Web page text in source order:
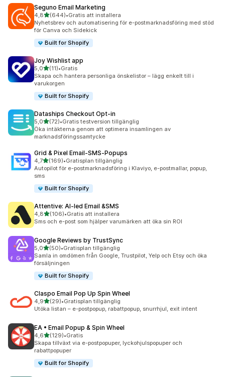
Seguno Email Marketing
4,8av 5 stjärnor
(644)
644 recensioner totalt
•Gratis att installera
Nyhetsbrev och automatisering för e-postmarknadsföring med stöd
för Canva och Sidekick
Built for Shopify
Joy Wishlist app
5,0av 5 stjärnor
(11)
11 recensioner totalt
•Gratis
Skapa och hantera personliga önskelistor – lägg enkelt till i
varukorgen
Built for Shopify
Dataships Checkout Opt‑in
5,0av 5 stjärnor
(72)
72 recensioner totalt
•Gratis testversion tillgänglig
Öka intäkterna genom att optimera insamlingen av
marknadsföringssamtycke
Grid & Pixel Email‑SMS‑Popups
4,7av 5 stjärnor
(169)
169 recensioner totalt
•Gratisplan tillgänglig
Autopilot för e-postmarknadsföring i Klaviyo, e-postmallar, popup,
sms
Built for Shopify
Attentive: AI‑led Email &SMS
4,8av 5 stjärnor
(106)
106 recensioner totalt
•Gratis att installera
Sms och e-post som hjälper varumärken att öka sin ROI
Google Reviews by TrustSync
5,0av 5 stjärnor
(50)
50 recensioner totalt
•Gratisplan tillgänglig
Samla in omdömen från Google, Trustpilot, Yelp och Etsy och öka
försäljningen
Built for Shopify
Claspo Email Pop Up Spin Wheel
4,9av 5 stjärnor
(29)
29 recensioner totalt
•Gratisplan tillgänglig
Utöka listan – e-postpopup, rabattpopup, snurrhjul, exit intent
EA • Email Popup & Spin Wheel
4,6av 5 stjärnor
(129)
129 recensioner totalt
•Gratis
Skapa tillväxt via e-postpopuper, lyckohjulspopuper och
rabattpopuper
Built for Shopify